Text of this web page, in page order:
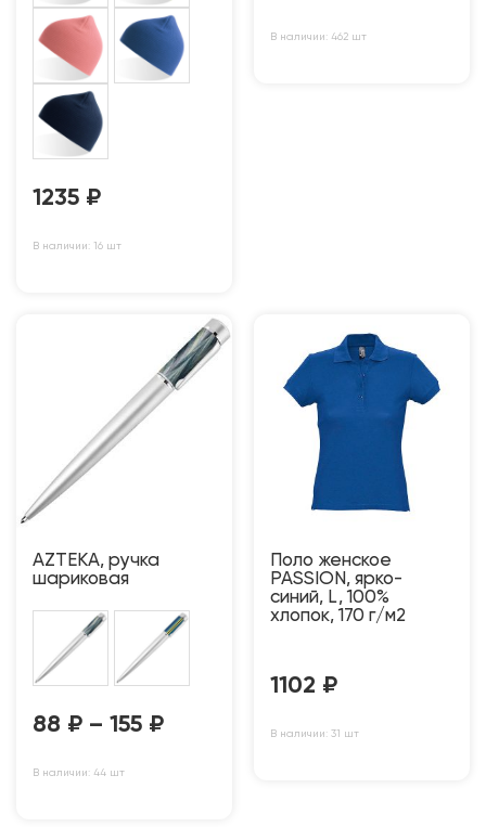
1235 ₽
В наличии: 16 шт
В наличии: 462 шт
AZTEKA, ручка
шариковая
88 ₽ – 155 ₽
В наличии: 44 шт
Поло женское
PASSION, ярко-
синий, L, 100%
хлопок, 170 г/м2
1102 ₽
В наличии: 31 шт